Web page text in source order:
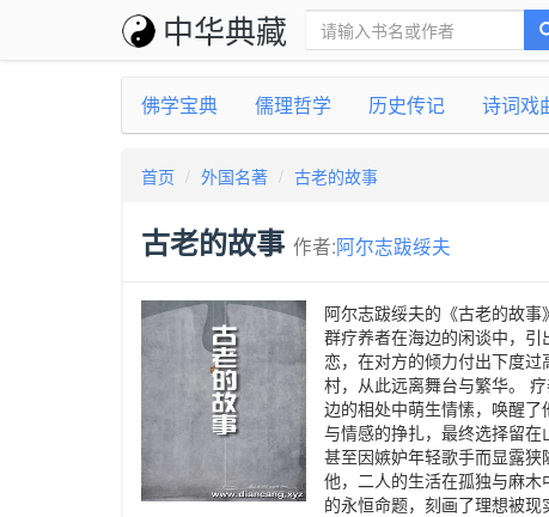
中华典藏
佛学宝典 儒理哲学 历史传记 诗词戏
首页 外国名著 古老的故事
古老的故事 作者:阿尔志跋绥夫
阿尔志跋绥夫的《古老的故
群疗养者在海边的闲谈中，
恋，在对方的倾力付出下度
村，从此远离舞台与繁华。
边的相处中萌生情愫，唤醒
与情感的挣扎，最终选择留在
甚至因嫉妒年轻歌手而显露
他，二人的生活在孤独与麻
的永恒命题，刻画了理想被现